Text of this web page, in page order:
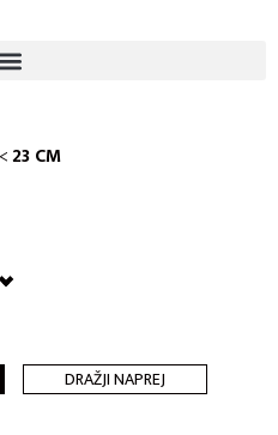
<23 CM
DRAŽJI NAPREJ